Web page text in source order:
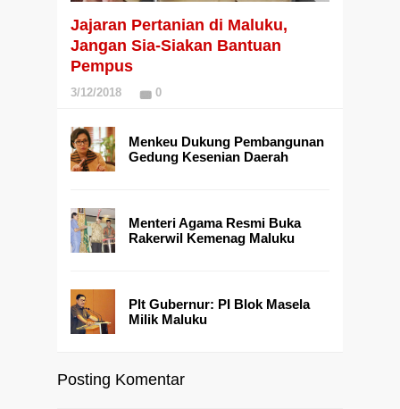
Jajaran Pertanian di Maluku,
Jangan Sia-Siakan Bantuan
Pempus
3/12/2018 0
Menkeu Dukung Pembangunan
Gedung Kesenian Daerah
Menteri Agama Resmi Buka
Rakerwil Kemenag Maluku
Plt Gubernur: PI Blok Masela
Milik Maluku
Posting Komentar